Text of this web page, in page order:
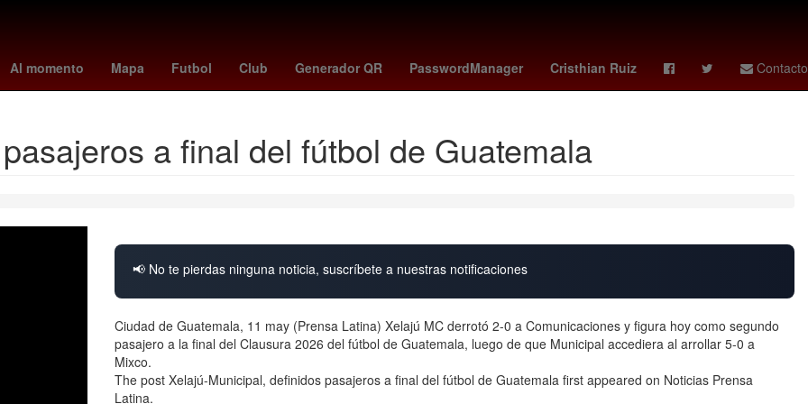
Al momento Mapa Futbol Club Generador QR PasswordManager Cristhian Ruiz Contacto
murakami celtics - raptors UEFA Europa League osasuna misa domingo de pascua Lewis Hamilton raptors - celtics
a final del fútbol de Guatemala
📢 No te pierdas ninguna noticia, suscríbete a nuestras notificaciones
Ciudad de Guatemala, 11 may (Prensa Latina) Xelajú MC derrotó 2-0 a Comunicaciones y figura hoy como segundo
pasajero a la final del Clausura 2026 del fútbol de Guatemala, luego de que Municipal accediera al arrollar 5-0 a
Mixco.
The post Xelajú-Municipal, definidos pasajeros a final del fútbol de Guatemala first appeared on Noticias Prensa
Latina.